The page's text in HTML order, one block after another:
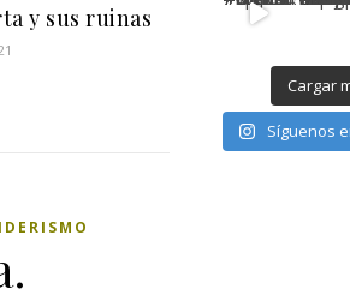
y sus ruinas
Cargar
Síguenos